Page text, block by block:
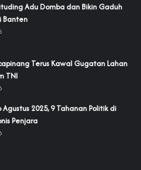
Adu Domba dan Bikin Gaduh
Banten
Terus Kawal Gugatan Lahan
TNI‎‎
Agustus 2025, 9 Tahanan Politik di
Penjara